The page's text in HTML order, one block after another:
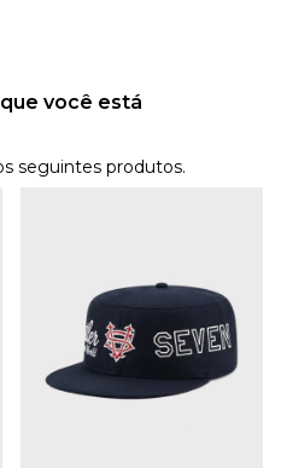
você está
seguintes produtos.